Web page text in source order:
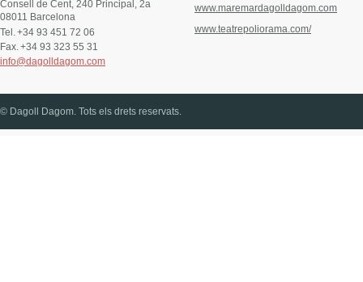
Consell de Cent, 240 Principal, 2a
08011 Barcelona
Tel. +34 93 451 72 06
Fax. +34 93 323 55 31
info@dagolldagom.com
www.maremardagolldagom.com
www.teatrepoliorama.com/
© Dagoll Dagom. Tots els drets reservats.